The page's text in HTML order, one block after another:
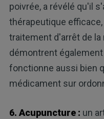
poivrée, a révélé qu'il
thérapeutique
traitement d'arrêt de la
démontrent
fonctionne aussi bien
médicament sur
6. Acupuncture : un